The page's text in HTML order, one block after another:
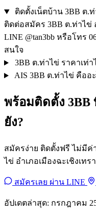
ติดตั้งเน็ตบ้าน 3BB ต.
ติดต่อสมัคร 3BB ต.ท่าไข่
LINE @tan3bb หรือโทร
สนใจ
3BB ต.ท่าไข่ ราคาเท่า
AIS 3BB ต.ท่าไข่ คืออ
พร้อมติดตั้ง 3BB
ยัง?
สมัครง่าย ติดตั้งฟรี ไม่มีค่
ไข่ อำเภอเมืองฉะเชิงเทรา
สมัครเลย ผ่าน LINE
อัปเดตล่าสุด: กรกฎาคม